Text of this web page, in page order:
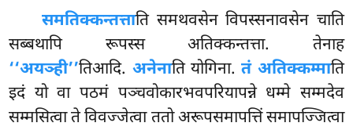
समतिक्कन्तत्ताति समथवसेन विपस्सनावसेन चाति
सब्बथापि रूपस्स अतिक्कन्तत्ता. तेनाह
‘‘अयञ्ही’’तिआदि. अनेनाति योगिना.तं अतिक्कम्माति
इदं यो वा पठमं पञ्चवोकारभवपरियापन्ने धम्मे सम्मदेव
सम्मसित्वा ते विवज्जेत्वा ततो अरूपसमापत्तिं समापज्जित्वा